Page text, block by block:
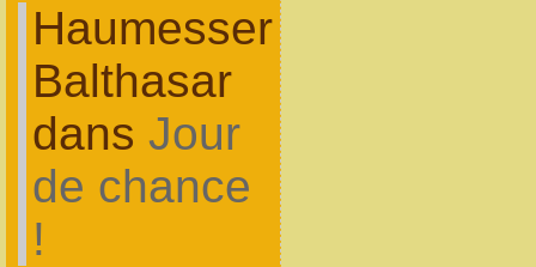
Haumesser
Balthasar
dans Jour
de chance
!